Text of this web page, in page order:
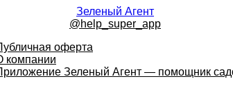
Зеленый Агент
@help_super_app
оферта
компании
Зеленый Агент — помощник